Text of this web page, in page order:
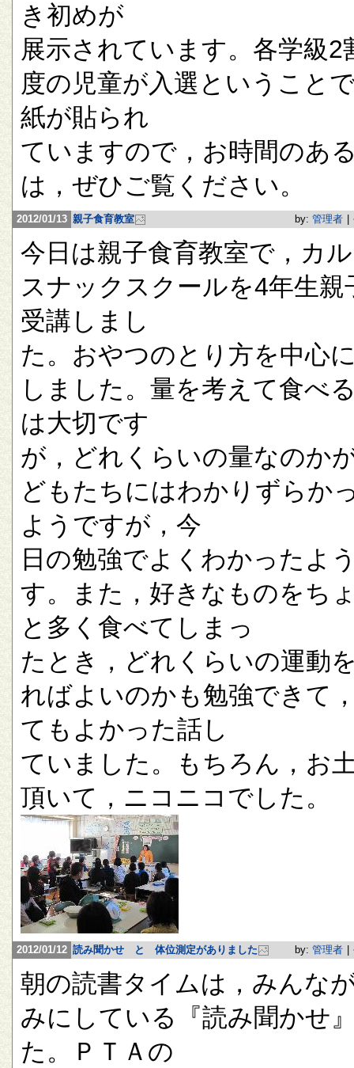
き初めが
展示されています。各学級2
度の児童が入選ということ
紙が貼られ
ていますので，お時間のあ
は，ぜひご覧ください。
2012/01/13 親子食育教室 by: 管理者
今日は親子食育教室で，カ
スナックスクールを4年生親
受講しまし
た。おやつのとり方を中心
しました。量を考えて食べ
は大切です
が，どれくらいの量なのか
どもたちにはわかりずらか
ようですが，今
日の勉強でよくわかったよ
す。また，好きなものをち
と多く食べてしまっ
たとき，どれくらいの運動
ればよいのかも勉強できて
てもよかった話し
ていました。もちろん，お
頂いて，ニコニコでした。
2012/01/12 読み聞かせ と 体位測定がありました by: 管理者
朝の読書タイムは，みんな
みにしている『読み聞かせ
た。ＰＴＡの